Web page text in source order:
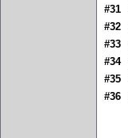
#31
#32
#33
#34
#35
#36